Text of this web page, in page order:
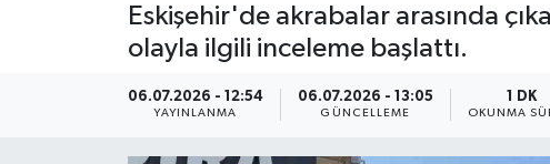
Eskişehir'de akrabalar arasında
olayla ilgili inceleme başlattı.
06.07.2026 - 12:54
YAYINLANMA
06.07.2026 - 13:05
GÜNCELLEME
1 DK
OKUNMA
Advertising news
Son Dakika Haberleri
Haber Arşivi